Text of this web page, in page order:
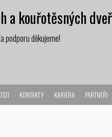
a kouřotěsných
podporu děkujeme!
KONTAKTY KARIÉRA PARTNEŘI